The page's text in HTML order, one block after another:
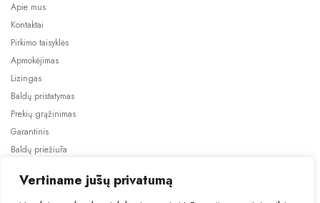
Vertiname jūsų privatumą
Apie mus
Kontaktai
Pirkimo taisyklės
Apmokėjimas
Lizingas
Baldų pristatymas
Prekių grąžinimas
Garantinis
Baldų priežiūra